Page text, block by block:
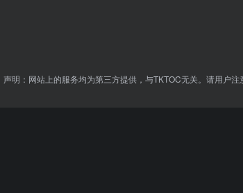
声明：网站上的服务均为第三方提供，与TKTOC无关。请用户